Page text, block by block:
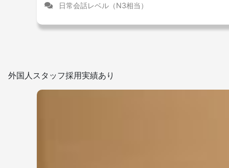
日常会話レベル（N3相当）
外国人スタッフ採用実績あり